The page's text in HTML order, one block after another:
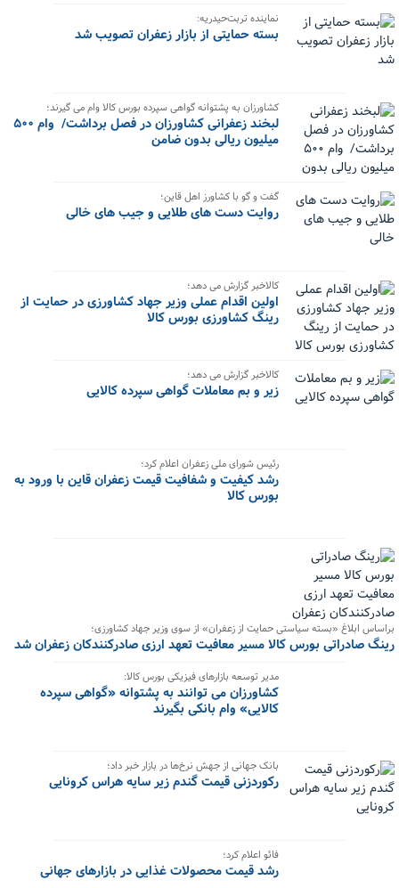
نماینده تربت‌حیدریه:
بسته حمایتی از بازار زعفران تصویب شد
کشاورزان به پشتوانه گواهی سپرده بورس کالا وام می گیرند؛
لبخند زعفرانی کشاورزان در فصل برداشت/ وام ۵۰۰
میلیون ریالی بدون ضامن
گفت و گو با کشاورز اهل قاین؛
روایت دست های طلایی و جیب های خالی
کالاخبر گزارش می دهد؛
اولین اقدام عملی وزیر جهاد کشاورزی در حمایت از
رینگ کشاورزی بورس کالا
کالاخبر گزارش می دهد؛
زیر و بم معاملات گواهی سپرده کالایی
رئیس شورای ملی زعفران اعلام کرد؛
رشد کیفیت و شفافیت قیمت زعفران قاین با ورود به
بورس کالا
براساس ابلاغ «بسته سیاستی حمایت از زعفران» از سوی وزیر جهاد کشاورزی؛
رینگ صادراتی بورس کالا مسیر معافیت تعهد ارزی صادرکنندکان زعفران شد
مدیر توسعه بازارهای فیزیکی بورس کالا:
کشاورزان می توانند به پشتوانه «گواهی سپرده
کالایی» وام بانکی بگیرند
بانک جهانی از جهش نرخ‌ها در بازار خبر داد؛
رکوردزنی قیمت گندم زیر سایه هراس کرونایی
فائو اعلام کرد؛
رشد قیمت محصولات غذایی در بازارهای جهانی